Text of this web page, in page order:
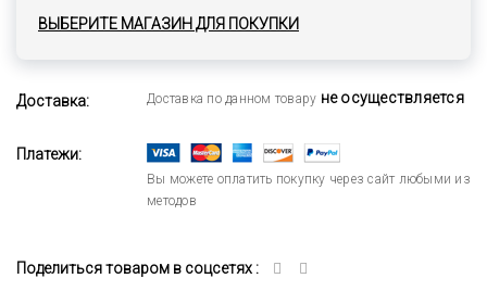
ВЫБЕРИТЕ МАГАЗИН ДЛЯ ПОКУПКИ
Доставка: Доставка по данном товару не осуществляется
Платежи:
Вы можете оплатить покупку через сайт любыми из
методов
Поделиться товаром в соцсетях :